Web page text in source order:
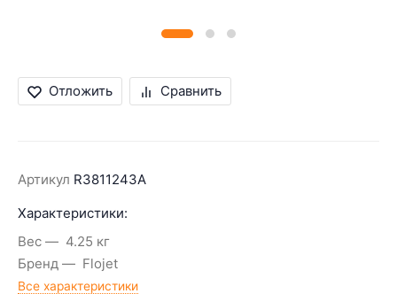
Отложить Сравнить
Артикул R3811243A
Характеристики:
Вес
4.25 кг
Бренд
Flojet
Все характеристики